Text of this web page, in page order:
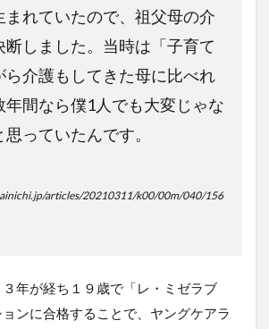
まれていたので、祖父母の介
断しました。当時は「子育て
ら介護もしてきた母に比べれ
年間なら僕1人でも大変じゃな
思っていたんです。
articles/20210311/k00/00m/040/156
年が経ち１９歳で「レ・ミゼラブ
ンに合格することで、ヤングケアラ